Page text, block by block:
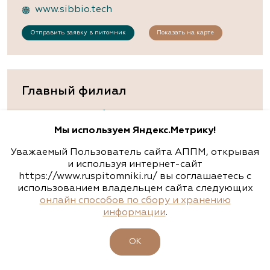
www.sibbio.tech
Отправить заявку в питомник Показать на карте
Главный филиал
Подмосковная , д.22б
info@rassadacvetov.ru
rassadacvetov.ru
Отправить заявку в питомник
Московская область, Бронницы
Мы используем Яндекс.Метрику!
Уважаемый Пользователь сайта АППМ, открывая
и используя интернет-сайт
https://www.ruspitomniki.ru/ вы соглашаетесь с
использованием владельцем сайта следующих
онлайн способов по сбору и хранению
информации.
ОК